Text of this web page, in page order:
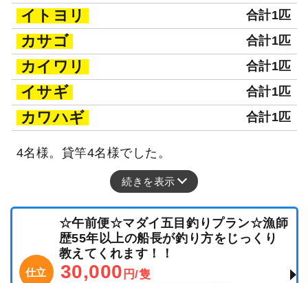
イトヨリ 合計1匹
カサゴ 合計1匹
カイワリ 合計1匹
イサギ 合計1匹
カワハギ 合計1匹
4名様。貸竿4名様でした。
続きを表示
仕立
☆午前便☆マダイ五目釣りプラン☆漁師
歴55年以上の船長が釣り方をじっくり
教えてくれます！！
30,000 円/隻